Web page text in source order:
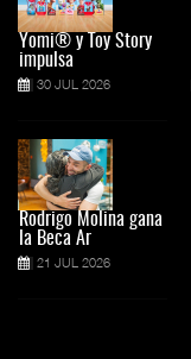
Yomi® y Toy Story
impulsa
30 JUL 2026
Rodrigo Molina gana
la Beca Ar
21 JUL 2026